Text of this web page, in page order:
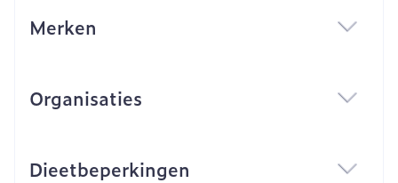
Merken
Organisaties
Dieetbeperkingen